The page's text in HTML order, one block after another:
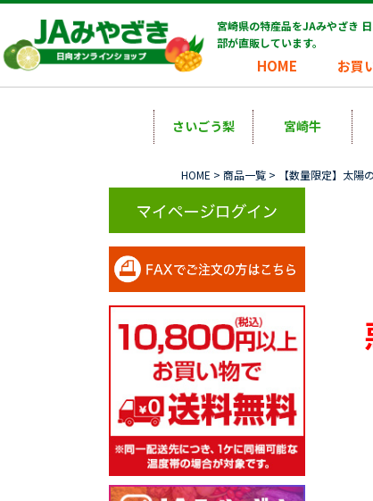
宮崎県の特産品をJAみやざき
部が直販しています。
HOME お買
さいごう梨 宮崎牛
HOME >商品一覧 > 【数量限定】太陽